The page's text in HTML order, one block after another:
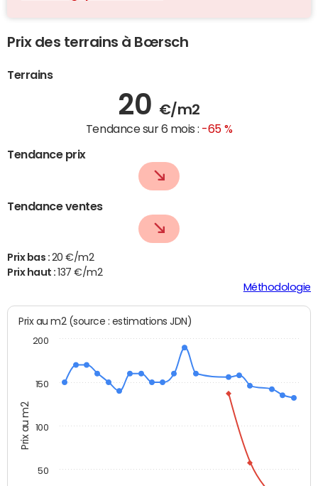
Prix des terrains à Bœrsch
Terrains
20 €/m2
Tendance sur 6 mois : -65 %
Tendance prix
Tendance ventes
Prix bas : 20 €/m2
Prix haut : 137 €/m2
Méthodologie
Prix au m2
Prix au m2 (source : estimations JDN)
50
100
150
200